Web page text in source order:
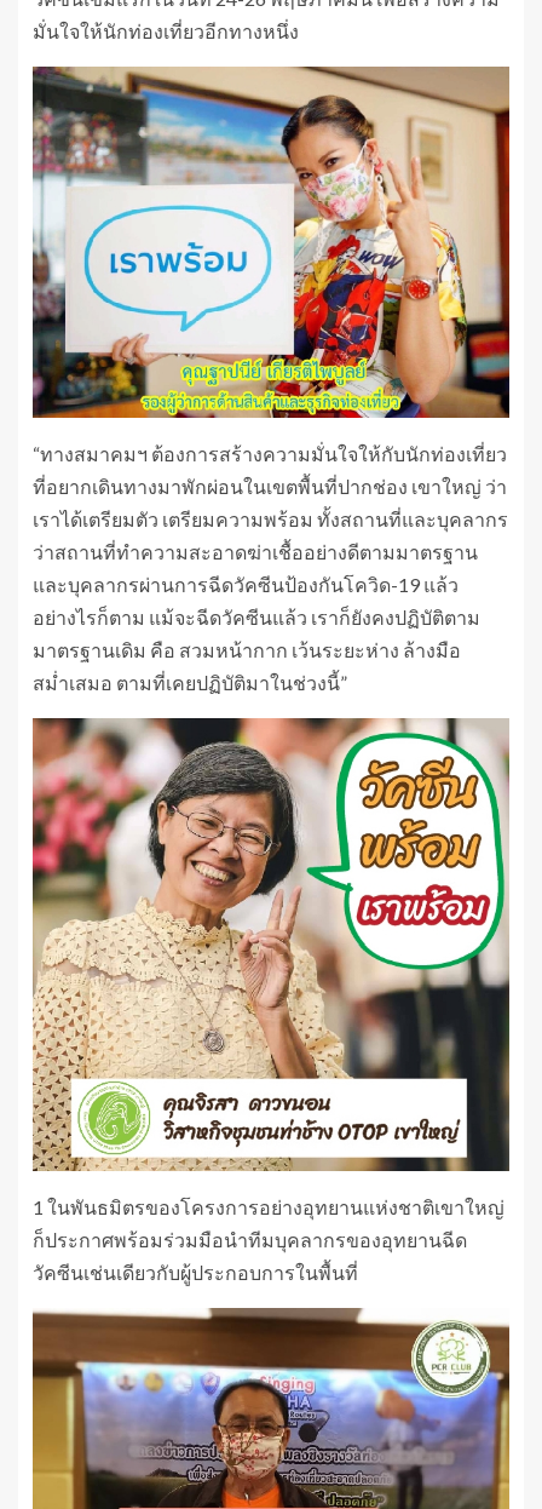
มั่นใจให้นักท่องเที่ยวอีกทางหนึ่ง
“ทางสมาคมฯ ต้องการสร้างความมั่นใจให้กับนักท่องเที่ยว
ที่อยากเดินทางมาพักผ่อนในเขตพื้นที่ปากช่อง เขาใหญ่ ว่า
เราได้เตรียมตัว เตรียมความพร้อม ทั้งสถานที่และบุคลากร
ว่าสถานที่ทำความสะอาดฆ่าเชื้ออย่างดีตามมาตรฐาน
และบุคลากรผ่านการฉีดวัคซีนป้องกันโควิด-19 แล้ว
อย่างไรก็ตาม แม้จะฉีดวัคซีนแล้ว เราก็ยังคงปฏิบัติตาม
มาตรฐานเดิม คือ สวมหน้ากาก เว้นระยะห่าง ล้างมือ
สม่ำเสมอ ตามที่เคยปฏิบัติมาในช่วงนี้”
1 ในพันธมิตรของโครงการอย่างอุทยานแห่งชาติเขาใหญ่
ก็ประกาศพร้อมร่วมมือนำทีมบุคลากรของอุทยานฉีด
วัคซีนเช่นเดียวกับผู้ประกอบการในพื้นที่